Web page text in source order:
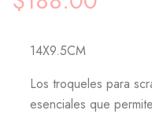
14X9.5CM
Los troqueles para
esenciales que